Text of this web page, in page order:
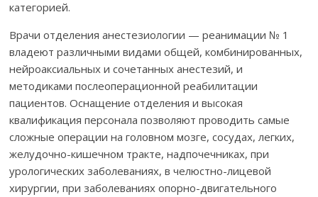
категорией.
Врачи отделения анестезиологии — реанимации № 1
владеют различными видами общей, комбинированных,
нейроаксиальных и сочетанных анестезий, и
методиками послеоперационной реабилитации
пациентов. Оснащение отделения и высокая
квалификация персонала позволяют проводить самые
сложные операции на головном мозге, сосудах, легких,
желудочно-кишечном тракте, надпочечниках, при
урологических заболеваниях, в челюстно-лицевой
хирургии, при заболеваниях опорно-двигательного